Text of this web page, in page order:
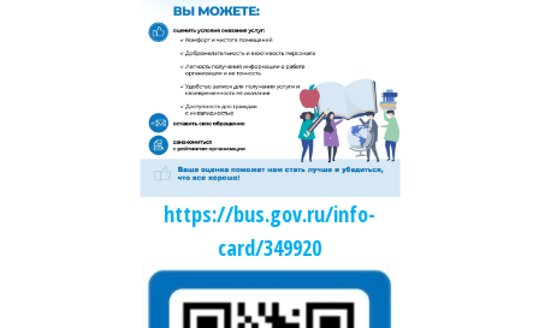
https://bus.gov.ru/info-
card/349920